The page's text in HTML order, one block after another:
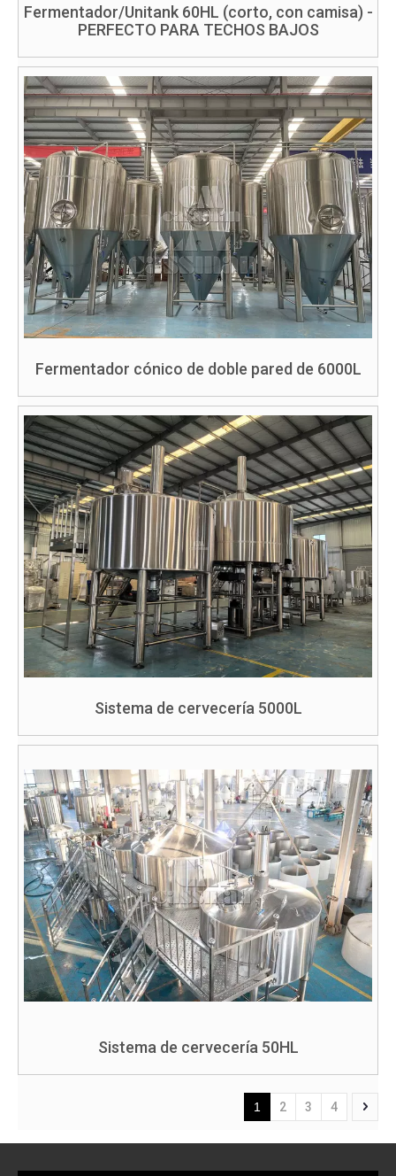
Fermentador/Unitank 60HL (corto, con camisa) -
PERFECTO PARA TECHOS BAJOS
Fermentador cónico de doble pared de 6000L
Sistema de cervecería 5000L
Sistema de cervecería 50HL
1 2 3 4